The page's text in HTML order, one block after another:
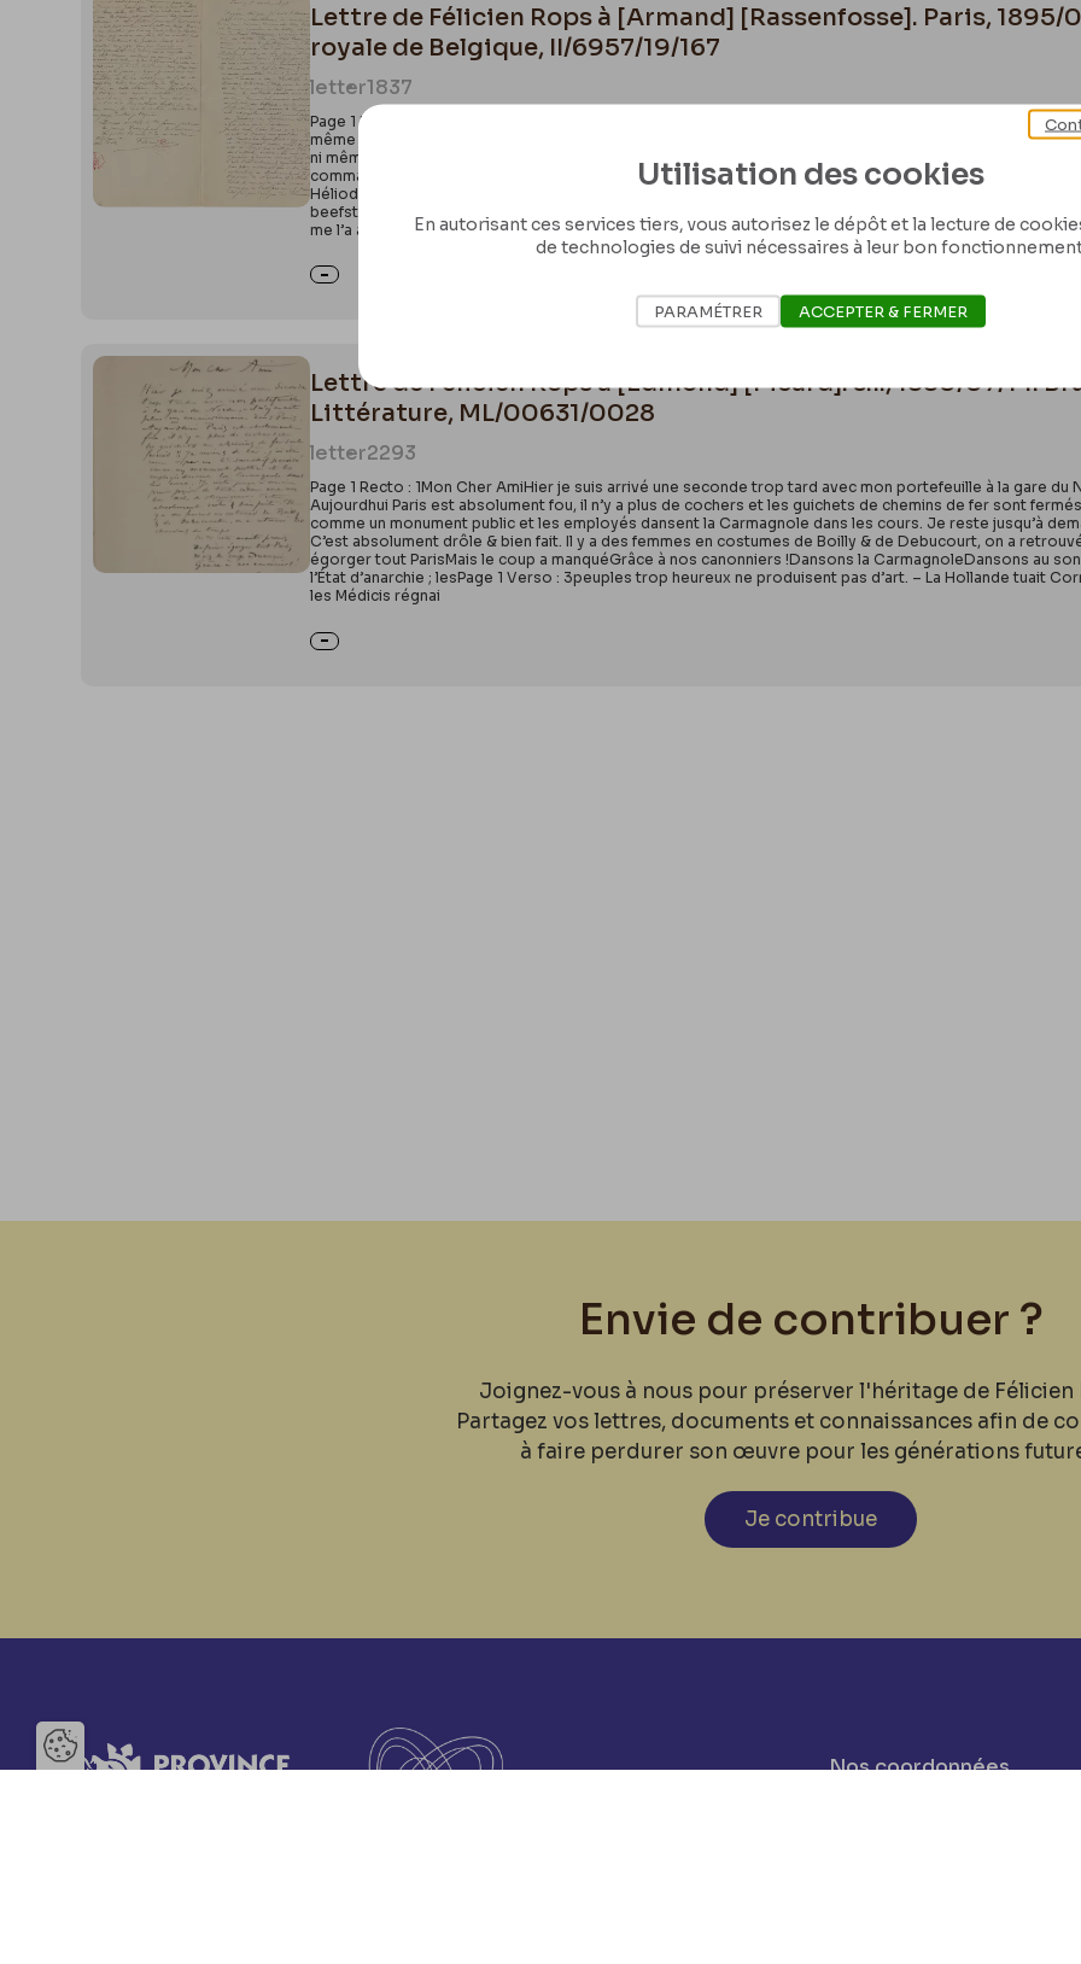
Lettre de Félicien Rops à [Armand] [Rassenfosse]. Paris,
royale de Belgique, II/6957/19/167
letter1837
Page 1 Recto : 1Paris 5 avril 1895.Figure-toi que je suis tellement occupé par mes « plantations de
même répondre à la lettre charmante du docteur Henrijean, ni même remercier notre ami de Witte de
ni même parfaire les deux dernières planches de Rodrigues, enfin ne rien faire, de ce que je devais faire
commandé l’ambre chez le chimiste de la Sorbonne, & en bonne & sérieuse quantité. Voilà ! Je me
Héliodore, Hély pour les Liégeois, – si tu le rencontres, dis lui que sous peu, il recevra le portrait
beefsteak, ou plutôt « du bifteck » car il parait que l’Académie pour passer le temps, a adopté cette
me l’a assuré. I
Lettre de Félicien Rops à [Edmond] [Picard]. s.l., 1880/07/14.
Littérature, ML/00631/0028
letter2293
Page 1 Recto : 1Mon Cher AmiHier je suis arrivé une seconde trop tard avec mon portefeuille à la gare du
Aujourdhui Paris est absolument fou, il n’y a plus de cochers et les guichets de chemins de fer sont
comme un monument public et les employés dansent la Carmagnole dans les cours. Je reste jusqu’à
C’est absolument drôle & bien fait. Il y a des femmes en costumes de Boilly & de Debucourt, on a
égorger tout ParisMais le coup a manquéGrâce à nos canonniers !Dansons la CarmagnoleDansons au
l’État d’anarchie ; lesPage 1 Verso : 3peuples trop heureux ne produisent pas d’art. – La Hollande tuait
les Médicis régnai
Envie de contribuer ?
Joignez-vous à nous pour préserver l'héritage de Félicien
Partagez vos lettres, documents et connaissances afin de
à faire perdurer son œuvre pour les générations
Je contribue
Nos coordonnées
Ouvrir la barre de gestion des cookies
Utilisation des cookies
En autorisant ces services tiers, vous autorisez le dépôt et la lecture de
de technologies de suivi nécessaires à leur bon
PARAMÉTRER ACCEPTER & FERMER